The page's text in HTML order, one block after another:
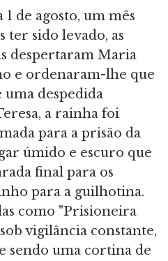
de agosto, um mês
ter sido levado, as
despertaram Maria
e ordenaram-lhe que
uma despedida
a rainha foi
para a prisão da
úmido e escuro que
final para os
para a guilhotina.
como "Prisioneira
vigilância constante,
sendo uma cortina de